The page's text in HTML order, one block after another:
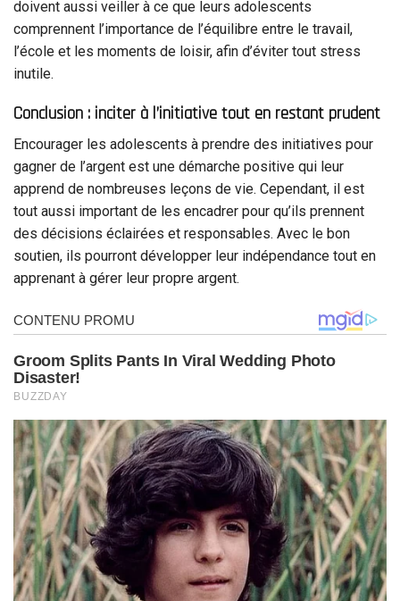
doivent aussi veiller à ce que leurs adolescents
comprennent l’importance de l’équilibre entre le travail,
l’école et les moments de loisir, afin d’éviter tout stress
inutile.
Conclusion : inciter à l’initiative tout en restant prudent
Encourager les adolescents à prendre des initiatives pour
gagner de l’argent est une démarche positive qui leur
apprend de nombreuses leçons de vie. Cependant, il est
tout aussi important de les encadrer pour qu’ils prennent
des décisions éclairées et responsables. Avec le bon
soutien, ils pourront développer leur indépendance tout en
apprenant à gérer leur propre argent.